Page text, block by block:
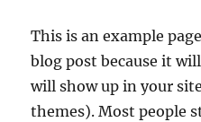
This is an example
blog post because it
will show up in your
themes). Most people